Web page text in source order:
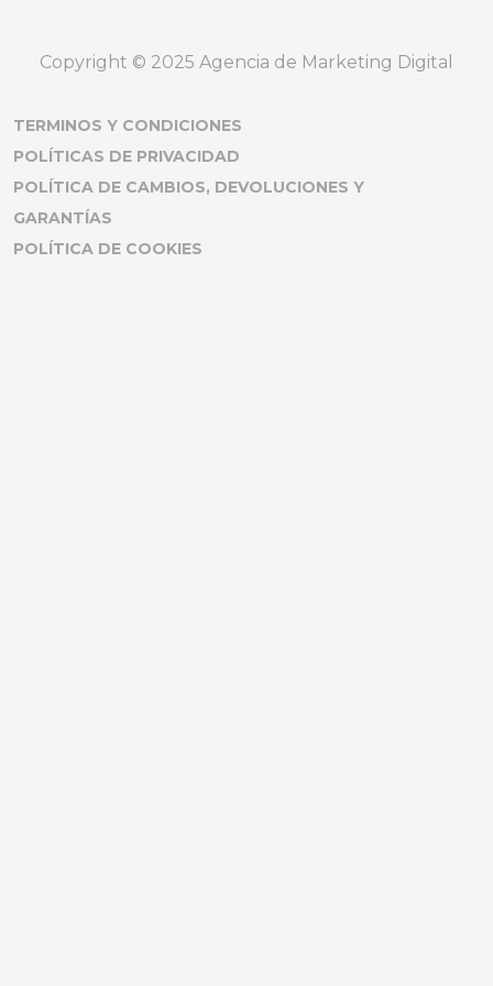
Copyright © 2025 Agencia de Marketing Digital
TERMINOS Y CONDICIONES
POLÍTICAS DE PRIVACIDAD
POLÍTICA DE CAMBIOS, DEVOLUCIONES Y
GARANTÍAS
POLÍTICA DE COOKIES